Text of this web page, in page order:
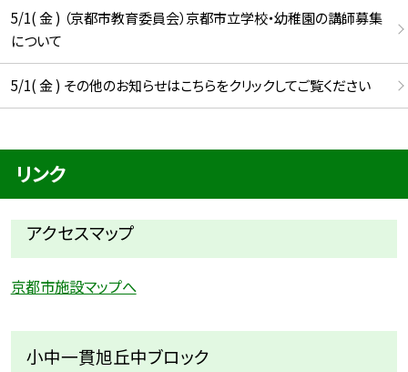
5/1( 金 ) （京都市教育委員会）京都市立学校・幼稚園の講師募集
について
5/1( 金 ) その他のお知らせはこちらをクリックしてご覧ください
リンク
アクセスマップ
京都市施設マップへ
小中一貫旭丘中ブロック